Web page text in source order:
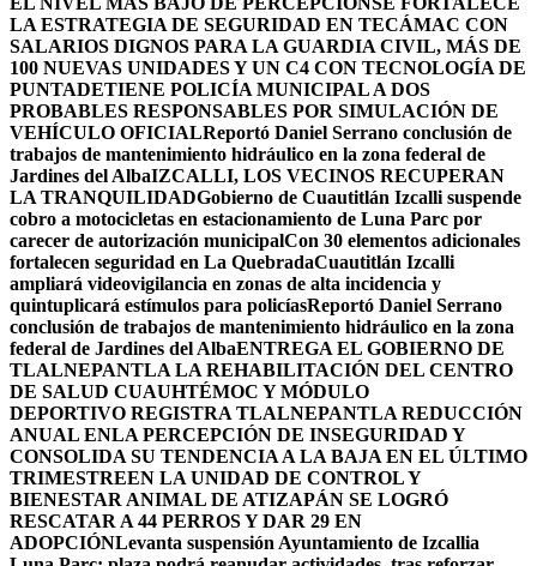
LA ESTRATEGIA DE SEGURIDAD EN TECÁMAC CON
SALARIOS DIGNOS PARA LA GUARDIA CIVIL, MÁS DE
100 NUEVAS UNIDADES Y UN C4 CON TECNOLOGÍA DE
PUNTADETIENE POLICÍA MUNICIPAL A DOS
PROBABLES RESPONSABLES POR SIMULACIÓN DE
VEHÍCULO OFICIALReportó Daniel Serrano conclusión de
trabajos de mantenimiento hidráulico en la zona federal de
Jardines del AlbaIZCALLI, LOS VECINOS RECUPERAN
LA TRANQUILIDADGobierno de Cuautitlán Izcalli suspende
cobro a motocicletas en estacionamiento de Luna Parc por
carecer de autorización municipalCon 30 elementos adicionales
fortalecen seguridad en La QuebradaCuautitlán Izcalli
ampliará videovigilancia en zonas de alta incidencia y
quintuplicará estímulos para policíasReportó Daniel Serrano
conclusión de trabajos de mantenimiento hidráulico en la zona
federal de Jardines del AlbaENTREGA EL GOBIERNO DE
TLALNEPANTLA LA REHABILITACIÓN DEL CENTRO
DE SALUD CUAUHTÉMOC Y MÓDULO
DEPORTIVO REGISTRA TLALNEPANTLA REDUCCIÓN
ANUAL ENLA PERCEPCIÓN DE INSEGURIDAD Y
CONSOLIDA SU TENDENCIA A LA BAJA EN EL ÚLTIMO
TRIMESTREEN LA UNIDAD DE CONTROL Y
BIENESTAR ANIMAL DE ATIZAPÁN SE LOGRÓ
RESCATAR A 44 PERROS Y DAR 29 EN
ADOPCIÓNLevanta suspensión Ayuntamiento de Izcallia